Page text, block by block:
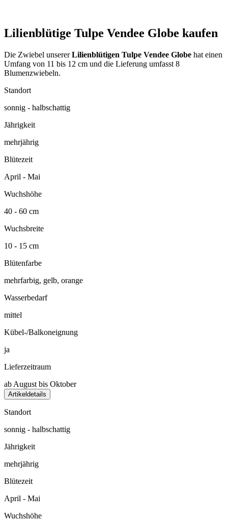
Lilienblütige Tulpe Vendee Globe kaufen
Die Zwiebel unsererLilienblütigen Tulpe Vendee Globe hat einen
Umfang von 11 bis 12 cm und die Lieferung umfasst 8
Blumenzwiebeln.
Standort
sonnig - halbschattig
Jährigkeit
mehrjährig
Blütezeit
April - Mai
Wuchshöhe
40 - 60 cm
Wuchsbreite
10 - 15 cm
Blütenfarbe
mehrfarbig, gelb, orange
Wasserbedarf
mittel
Kübel-/Balkoneignung
ja
Lieferzeitraum
ab August bis Oktober
Artikeldetails
Standort
sonnig - halbschattig
Jährigkeit
mehrjährig
Blütezeit
April - Mai
Wuchshöhe